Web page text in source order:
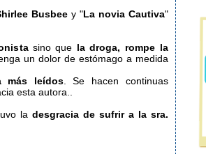
Busbee y "La novia Cautiva"
sino que la droga, rompe la
un dolor de estómago a medida
más leídos. Se hacen continuas
esta autora..
la desgracia de sufrir a la sra.